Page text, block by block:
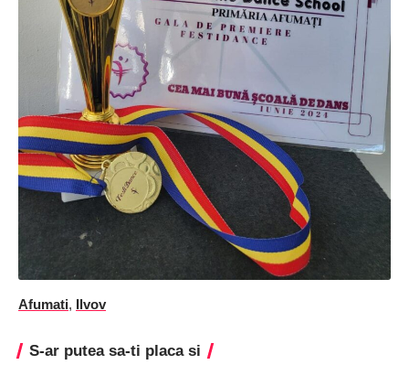
Afumati, Ilvov
S-ar putea sa-ti placa si